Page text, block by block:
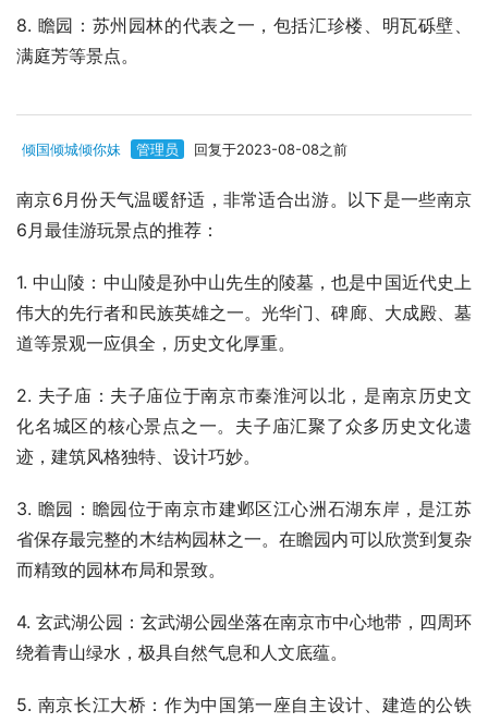
8. 瞻园：苏州园林的代表之一，包括汇珍楼、明瓦砾壁、
满庭芳等景点。
倾国倾城倾你妹 管理员 回复于2023-08-08之前
南京6月份天气温暖舒适，非常适合出游。以下是一些南京
6月最佳游玩景点的推荐：
1. 中山陵：中山陵是孙中山先生的陵墓，也是中国近代史上
伟大的先行者和民族英雄之一。光华门、碑廊、大成殿、墓
道等景观一应俱全，历史文化厚重。
2. 夫子庙：夫子庙位于南京市秦淮河以北，是南京历史文
化名城区的核心景点之一。夫子庙汇聚了众多历史文化遗
迹，建筑风格独特、设计巧妙。
3. 瞻园：瞻园位于南京市建邺区江心洲石湖东岸，是江苏
省保存最完整的木结构园林之一。在瞻园内可以欣赏到复杂
而精致的园林布局和景致。
4. 玄武湖公园：玄武湖公园坐落在南京市中心地带，四周环
绕着青山绿水，极具自然气息和人文底蕴。
5. 南京长江大桥：作为中国第一座自主设计、建造的公铁